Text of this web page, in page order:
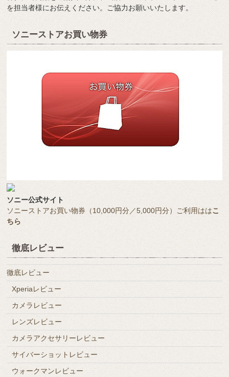
を担当者様にお伝えください。ご協力お願いいたします。
ソニーストアお買い物券
ソニー公式サイト
ソニーストアお買い物券（10,000円分／5,000円分）ご利用ははこ
ちら
徹底レビュー
徹底レビュー
Xperiaレビュー
カメラレビュー
レンズレビュー
カメラアクセサリーレビュー
サイバーショットレビュー
ウォークマンレビュー